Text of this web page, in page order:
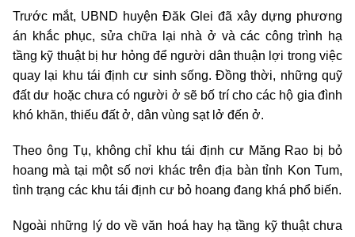
Trước mắt, UBND huyện Đăk Glei đã xây dựng phương
án khắc phục, sửa chữa lại nhà ở và các công trình hạ
tầng kỹ thuật bị hư hỏng để người dân thuận lợi trong việc
quay lại khu tái định cư sinh sống. Đồng thời, những quỹ
đất dư hoặc chưa có người ở sẽ bố trí cho các hộ gia đình
khó khăn, thiếu đất ở, dân vùng sạt lở đến ở.
Theo ông Tụ, không chỉ khu tái định cư Măng Rao bị bỏ
hoang mà tại một số nơi khác trên địa bàn tỉnh Kon Tum,
tình trạng các khu tái định cư bỏ hoang đang khá phổ biến.
Ngoài những lý do về văn hoá hay hạ tầng kỹ thuật chưa